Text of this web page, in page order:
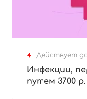
Действует
Инфекции,
путем 3700 р.